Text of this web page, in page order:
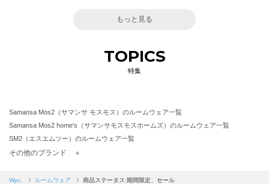
もっと見る
TOPICS
特集
Samansa Mos2（サマンサ モスモス）のルームウェア一覧
Samansa Mos2 home's（サマンサモスモスホームズ）のルームウェア一覧
SM2（エスエムツー）のルームウェア一覧
TSUHARU by Samansa Mos2（ツハルバイサマンサモスモス）のルームウェア一覧
Samansa Mos2 blue（サマンサモスモス ブルー）のルームウェア一覧
その他のブランド ＋
Wpc. ルームウェア 商品ステータス:期間限定、セール